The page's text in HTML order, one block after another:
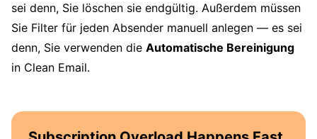
sei denn, Sie löschen sie endgültig. Außerdem müssen
Sie Filter für jeden Absender manuell anlegen — es sei
denn, Sie verwenden die Automatische Bereinigung
in Clean Email.